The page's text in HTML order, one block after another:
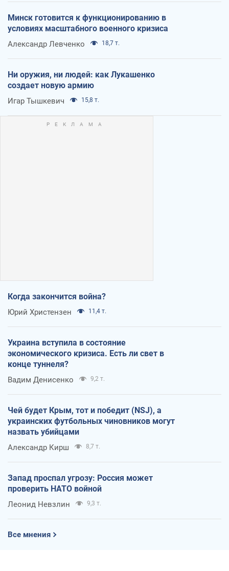
Минск готовится к функционированию в
условиях масштабного военного кризиса
Александр Левченко 18,7 т.
Ни оружия, ни людей: как Лукашенко
создает новую армию
Игар Тышкевич 15,8 т.
Когда закончится война?
Юрий Христензен 11,4 т.
Украина вступила в состояние
экономического кризиса. Есть ли свет в
конце туннеля?
Вадим Денисенко 9,2 т.
Чей будет Крым, тот и победит (NSJ), а
украинских футбольных чиновников могут
назвать убийцами
Александр Кирш 8,7 т.
Запад проспал угрозу: Россия может
проверить НАТО войной
Леонид Невзлин 9,3 т.
Все мнения